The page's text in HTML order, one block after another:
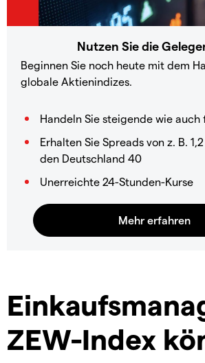
Nutzen Sie die
Beginnen Sie noch heute mit dem
globale Aktienindizes.
Handeln Sie steigende wie
Erhalten Sie Spreads von z. B.
den Deutschland 40
Unerreichte 24-Stunden-Kurse
ZEW-Index